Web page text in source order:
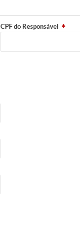
CPF do Responsável